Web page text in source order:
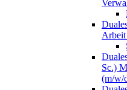
Sc.)
(m/w/